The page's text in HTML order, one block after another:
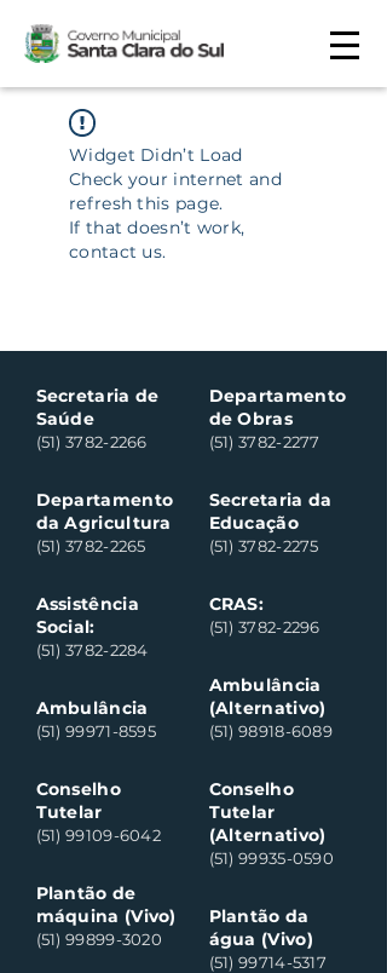
Widget Didn’t Load
Check your internet and
refresh this page.
If that doesn’t work,
contact us.
Secretaria de
Saúde
(51) 3782-2266
Departamento
da Agricultura
(51) 3782-2265
Assistência
Social:
(51) 3782-2284
Ambulância
(51) 99971-8595
Conselho
Tutelar
(51) 99109-6042
Plantão de
máquina (Vivo)
(51) 99899-3020
Departamento
de Obras
(51) 3782-2277
Secretaria da
Educação
(51) 3782-2275
CRAS:
(51) 3782-2296
Ambulância
(Alternativo)
(51) 98918-6089
Conselho
Tutelar
(Alternativo)
(51) 99935-0590
Plantão da
água (Vivo)
(51) 99714-5317